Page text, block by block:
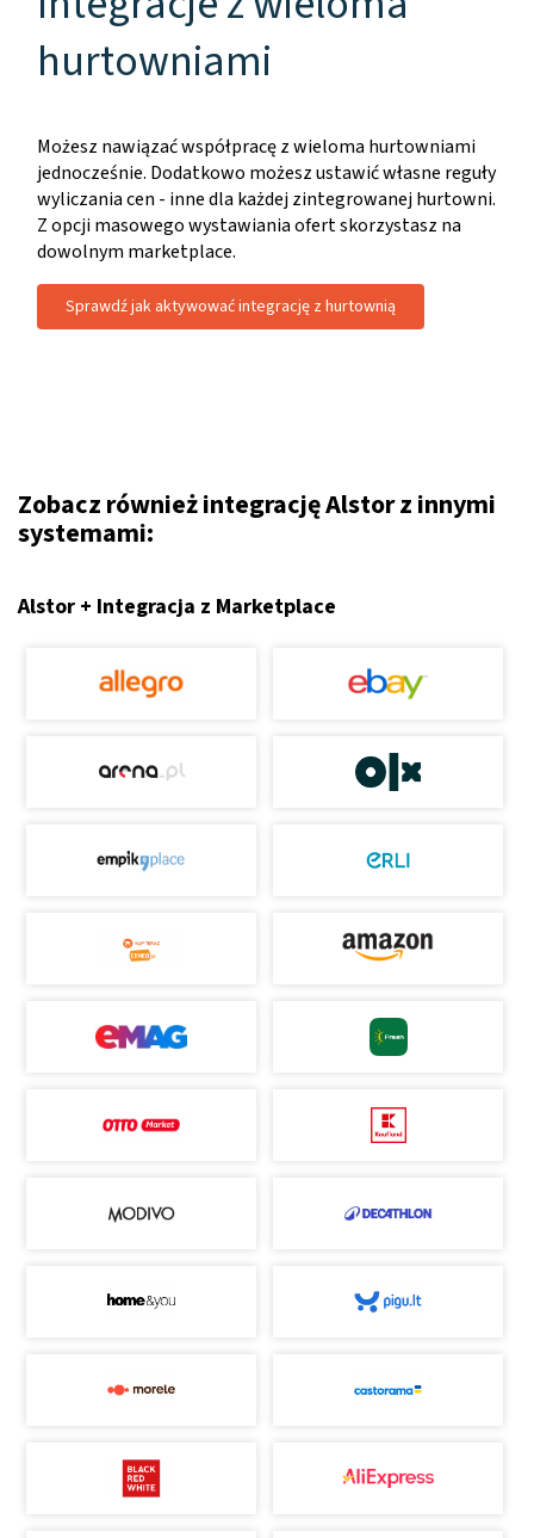
hurtowniami
Możesz nawiązać współpracę z wieloma hurtowniami
jednocześnie. Dodatkowo możesz ustawić własne reguły
wyliczania cen - inne dla każdej zintegrowanej hurtowni.
Z opcji masowego wystawiania ofert skorzystasz na
dowolnym marketplace.
Sprawdź jak aktywować integrację z hurtownią
Zobacz również integrację Alstor z innymi
systemami:
Alstor + Integracja z Marketplace